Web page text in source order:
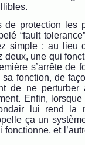
de protection les
“fault
simple : au lieu
deux, une qui
s’arrête de
sa fonction, de
de ne perturber
Enfin,
lui rend la
ça un
et